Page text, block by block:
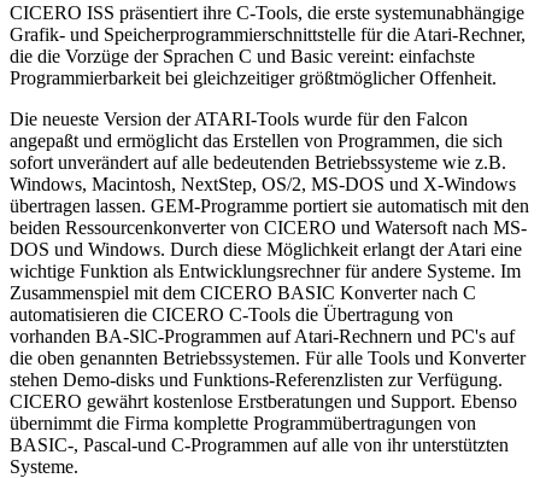
CICERO ISS präsentiert ihre C-Tools, die erste systemunabhängige
Grafik- und Speicherprogrammierschnittstelle für die Atari-Rechner,
die die Vorzüge der Sprachen C und Basic vereint: einfachste
Programmierbarkeit bei gleichzeitiger größtmöglicher Offenheit.
Die neueste Version der ATARI-Tools wurde für den Falcon
angepaßt und ermöglicht das Erstellen von Programmen, die sich
sofort unverändert auf alle bedeutenden Betriebssysteme wie z.B.
Windows, Macintosh, NextStep, OS/2, MS-DOS und X-Windows
übertragen lassen. GEM-Programme portiert sie automatisch mit den
beiden Ressourcenkonverter von CICERO und Watersoft nach MS-
DOS und Windows. Durch diese Möglichkeit erlangt der Atari eine
wichtige Funktion als Entwicklungsrechner für andere Systeme. Im
Zusammenspiel mit dem CICERO BASIC Konverter nach C
automatisieren die CICERO C-Tools die Übertragung von
vorhanden BA-SlC-Programmen auf Atari-Rechnern und PC's auf
die oben genannten Betriebssystemen. Für alle Tools und Konverter
stehen Demo-disks und Funktions-Referenzlisten zur Verfügung.
CICERO gewährt kostenlose Erstberatungen und Support. Ebenso
übernimmt die Firma komplette Programmübertragungen von
BASIC-, Pascal-und C-Programmen auf alle von ihr unterstützten
Systeme.